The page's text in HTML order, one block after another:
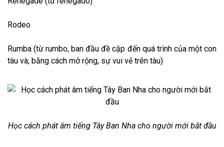
Rodeo
Rumba (từ rumbo, ban đầu đề cập đến quá trình của một con
tàu và, bằng cách mở rộng, sự vui vẻ trên tàu)
Học cách phát âm tiếng Tây Ban Nha cho người mới bắt đầu